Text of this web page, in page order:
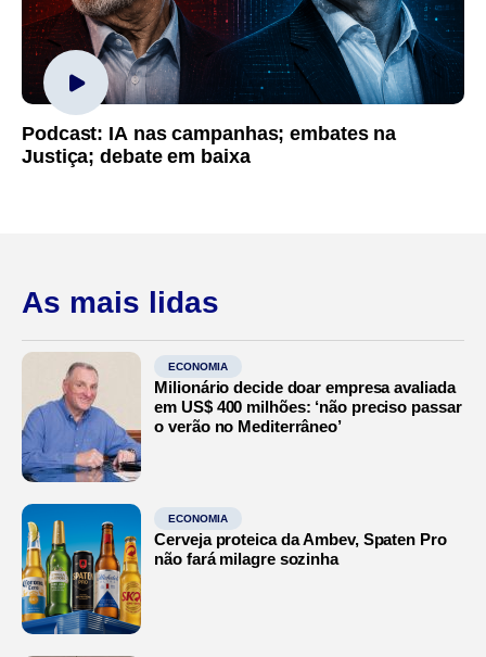
Podcast: IA nas campanhas; embates na
Justiça; debate em baixa
As mais lidas
ECONOMIA
Milionário decide doar empresa avaliada
em US$ 400 milhões: ‘não preciso passar
o verão no Mediterrâneo’
ECONOMIA
Cerveja proteica da Ambev, Spaten Pro
não fará milagre sozinha